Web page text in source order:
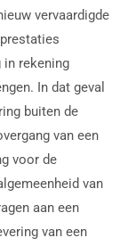
vervaardigde
in rekening
In dat geval
buiten de
van een
voor de
van
aan een
van een